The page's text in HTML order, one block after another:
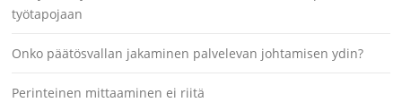
työtapojaan
Onko päätösvallan jakaminen palvelevan johtamisen ydin?
Perinteinen mittaaminen ei riitä